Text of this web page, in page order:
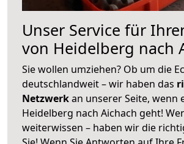
Unser Service für
von Heidelberg nach
Sie wollen umziehen? Ob um die
deutschlandweit – wir haben das
Netzwerkan unserer Seite, wenn
Heidelberg nach Aichach geht!
weiterwissen – haben wir die